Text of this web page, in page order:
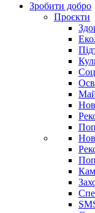
Зробити добро
Проєкти